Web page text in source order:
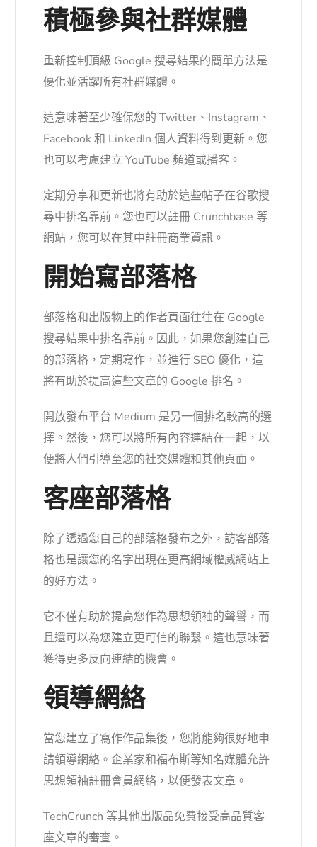
積極參與社群媒體
重新控制頂級 Google 搜尋結果的簡單方法是
優化並活躍所有社群媒體。
這意味著至少確保您的 Twitter、Instagram、
Facebook 和 LinkedIn 個人資料得到更新。您
也可以考慮建立 YouTube 頻道或播客。
定期分享和更新也將有助於這些帖子在谷歌搜
尋中排名靠前。您也可以註冊 Crunchbase 等
網站，您可以在其中註冊商業資訊。
開始寫部落格
部落格和出版物上的作者頁面往往在 Google
搜尋結果中排名靠前。因此，如果您創建自己
的部落格，定期寫作，並進行 SEO 優化，這
將有助於提高這些文章的 Google 排名。
開放發布平台 Medium 是另一個排名較高的選
擇。然後，您可以將所有內容連結在一起，以
便將人們引導至您的社交媒體和其他頁面。
客座部落格
除了透過您自己的部落格發布之外，訪客部落
格也是讓您的名字出現在更高網域權威網站上
的好方法。
它不僅有助於提高您作為思想領袖的聲譽，而
且還可以為您建立更可信的聯繫。這也意味著
獲得更多反向連結的機會。
領導網絡
當您建立了寫作作品集後，您將能夠很好地申
請領導網絡。企業家和福布斯等知名媒體允許
思想領袖註冊會員網絡，以便發表文章。
TechCrunch 等其他出版品免費接受高品質客
座文章的審查。